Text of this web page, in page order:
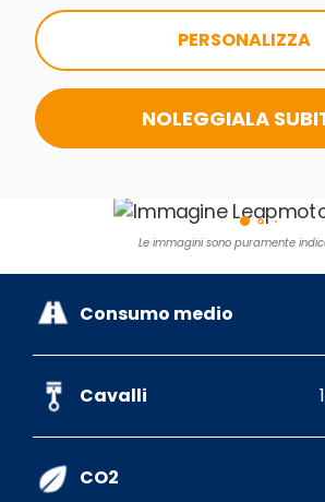
PERSONALIZZA
NOLEGGIALA
Le immagini sono puramente
Consumo medio
Cavalli
CO2